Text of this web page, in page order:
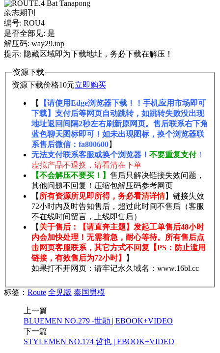
杂志期刊
编号: ROU4
是否全部见: 是
解压码: way29.top
提示: 隐藏区域即为下载地址，务必下载在解压！
资源下载
资源下载价格10元立即购买
【
【请使用Edge浏览器下载！！手机应用市场即可
下载】支付后等网页自动跳转，如跳转失败没出现
地址返回间隔2秒左右刷新原网页。售后联系右下角
蓝色聊天图标即可！如未出现图标，换个浏览器联
系售后微信：fa800600】
无法支付联系客服或换个浏览器！ 不要重复支付！
虚拟产品不退换，请看清在下单
【不会解压不要买！】 售后只解决链接失效问题，
其他问题不回复！压缩包解压码参考网页
【 所有资源所见即所得，务必看清详情】链接失效
72小时内及时告知售后，超过此时间不售后（客服
不在线时间留言，上线即售后）
【 关于售后：【请直奔主题】发起工单售后48小时
内会加快处理！无需着急，耐心等待。所有售后点
击网页客服联系，其它方式不回复【PS：防止滥用
链接，有效售后为72小时】
】
如果打不开网页：请牢记永久域名：www.16bl.cc
标签： Route 全见版 泰国男模
上一篇
BLUEMEN NO.279 -世勛 | EBOOK+VIDEO
下一篇
STYLEMEN NO.174 哲也 | EBOOK+VIDEO